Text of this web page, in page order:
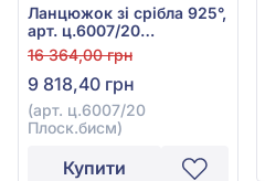
Ланцюжок зі срібла 925°,
арт. ц.6007/20
Плоск.бисм
16 364,00 грн
9 818,40 грн
(арт. ц.6007/20
Плоск.бисм)
Купити